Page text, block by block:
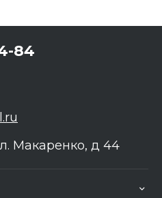
84
Макаренко, д 44